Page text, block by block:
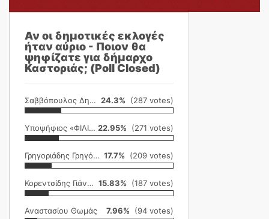
Αν οι δημοτικές εκλογές
ήταν αύριο - Ποιον θα
ψηφίζατε για δήμαρχο
Καστοριάς; (Poll Closed)
Σαββόπουλος Δημήτρης 24.3% (287 votes)
Υποψήφιος «ΦΙΛΙΚΗ ΕΤΑΙΡΕΙΑ» 22.95% (271 votes)
Γρηγοριάδης Γρηγόρης 17.7% (209 votes)
Κορεντσίδης Γιάννης 15.83% (187 votes)
Αναστασίου Θωμάς 7.96% (94 votes)